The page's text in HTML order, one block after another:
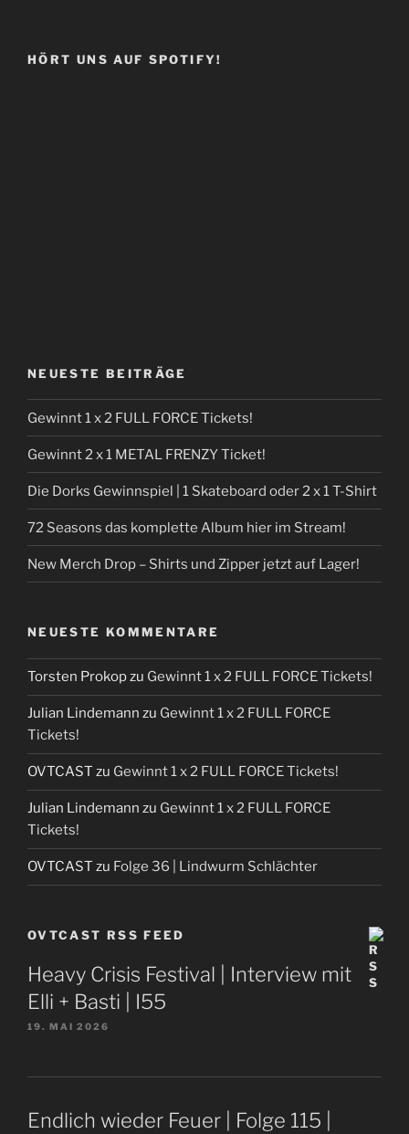
HÖRT UNS AUF SPOTIFY!
NEUESTE BEITRÄGE
Gewinnt 1 x 2 FULL FORCE Tickets!
Gewinnt 2 x 1 METAL FRENZY Ticket!
Die Dorks Gewinnspiel | 1 Skateboard oder 2 x 1 T-Shirt
72 Seasons das komplette Album hier im Stream!
New Merch Drop – Shirts und Zipper jetzt auf Lager!
NEUESTE KOMMENTARE
Torsten Prokopzu Gewinnt 1 x 2 FULL FORCE Tickets!
Julian Lindemann zu Gewinnt 1 x 2 FULL FORCE
Tickets!
OVTCAST zu Gewinnt 1 x 2 FULL FORCE Tickets!
Julian Lindemann zu Gewinnt 1 x 2 FULL FORCE
Tickets!
OVTCAST zu Folge 36 | Lindwurm Schlächter
OVTCAST RSS FEED
Heavy Crisis Festival | Interview mit
Elli + Basti | I55
19. MAI 2026
Endlich wieder Feuer | Folge 115 |